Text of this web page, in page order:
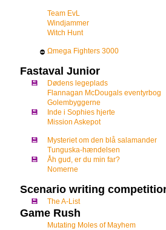
Team EvL
Windjammer
Witch Hunt
⛔ Ωmega Fighters 3000
Fastaval Junior
💾
Dødens legeplads
Flannagan McDougals eventyrbog
Golembyggerne
💾
Inde i Sophies hjerte
Mission Askepot
💾
Mysteriet om den blå salamander
Tunguska-hændelsen
💾
Åh gud, er du min far?
Nomerne
Scenario writing
💾 The A-List
Game Rush
Mutating Moles of Mayhem